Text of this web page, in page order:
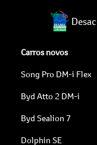
Carros novos
Song Pro DM-i Flex
Byd Atto 2 DM-i
Byd Sealion 7
Dolphin SE